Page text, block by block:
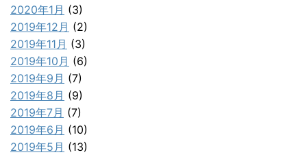
2020年1月 (3)
2019年12月 (2)
2019年11月 (3)
2019年10月 (6)
2019年9月 (7)
2019年8月 (9)
2019年7月 (7)
2019年6月 (10)
2019年5月 (13)